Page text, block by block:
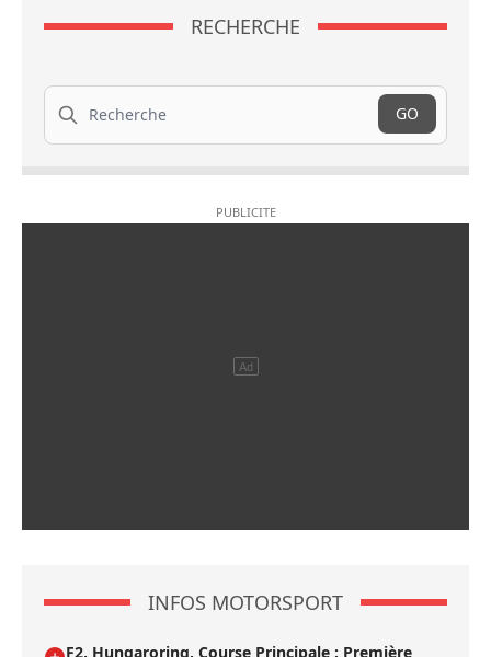
RECHERCHE
Recherche
GO
INFOS MOTORSPORT
F2, Hungaroring, Course Principale : Première